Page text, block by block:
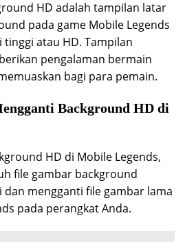
HD adalah tampilan latar
pada game Mobile Legends
atau HD. Tampilan
pengalaman bermain
bagi para pemain.
Background HD di
HD di Mobile Legends,
file gambar background
mengganti file gambar lama
pada perangkat Anda.